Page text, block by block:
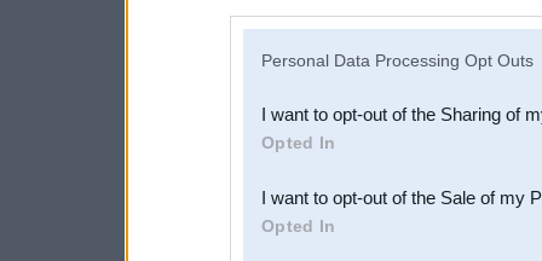
Downstream Participants
third parties.
Personal Data Processing Opt Outs
I want to opt-out of the Sharing of
Opted In
I want to opt-out of the Sale of my
Opted In